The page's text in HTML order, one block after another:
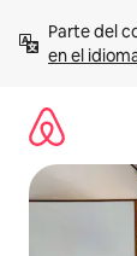
contenido
Parte del
en el